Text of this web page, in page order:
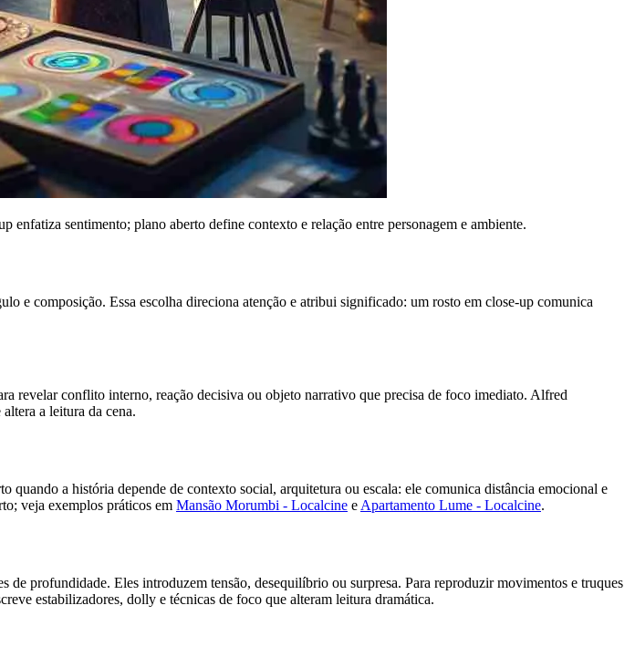
sentimento; plano aberto define contexto e relação entre personagem e ambiente.
e composição. Essa escolha direciona atenção e atribui significado: um rosto em close-up comunica
revelar conflito interno, reação decisiva ou objeto narrativo que precisa de foco imediato. Alfred
a leitura da cena.
a história depende de contexto social, arquitetura ou escala: ele comunica distância emocional e
veja exemplos práticos em Mansão Morumbi - Localcine e Apartamento Lume - Localcine.
profundidade. Eles introduzem tensão, desequilíbrio ou surpresa. Para reproduzir movimentos e truques
estabilizadores, dolly e técnicas de foco que alteram leitura dramática.